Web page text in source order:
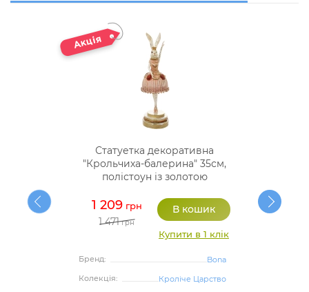
Статуетка декоративна
"Крольчиха-балерина" 35см,
полістоун із золотою
1 209грн
1 471грн
Купити в 1 клік
Бренд:
Bona
Колекція:
Кроліче Царство